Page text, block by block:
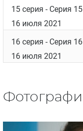
15 серия - Серия 15
16 июля 2021
16 серия - Серия 16
16 июля 2021